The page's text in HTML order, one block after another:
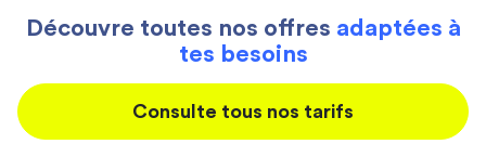
Découvre toutes nos offres adaptées à
tes besoins
Consulte tous nos tarifs